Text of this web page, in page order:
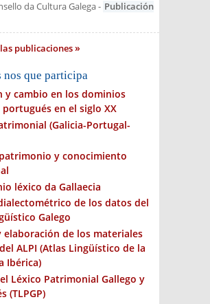
da Cultura Galega- Publicación
publicaciones
nos que participa
y cambio en los dominios
en el siglo XX
(Galicia-Portugal-
y conocimiento
léxico da Gallaecia
de los datos del
Galego
elaboración de los materiales
ALPI (Atlas Lingüístico de la
Ibérica)
Léxico Patrimonial Gallego y
(TLPGP)